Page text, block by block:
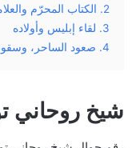
2. الكتاب المحرّم والعلامة السوداء
3. لقاء إبليس وأولاده
4. صعود الساحر، وسقوط الإنسان
شيخ روحاني